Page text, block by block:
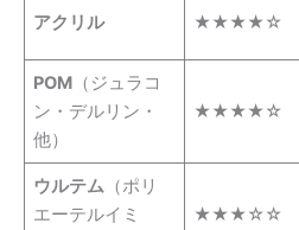
アクリル ★★★★☆
POM （ジュラコ
ン・デルリン・
他）
★★★★☆
ウルテム （ポリ
エーテルイミ
★★★☆☆